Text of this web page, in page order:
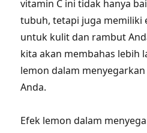
vitamin C ini tidak hanya
tubuh, tetapi juga memiliki
untuk kulit dan rambut
kita akan membahas lebih
lemon dalam
Anda.
Efek lemon dalam